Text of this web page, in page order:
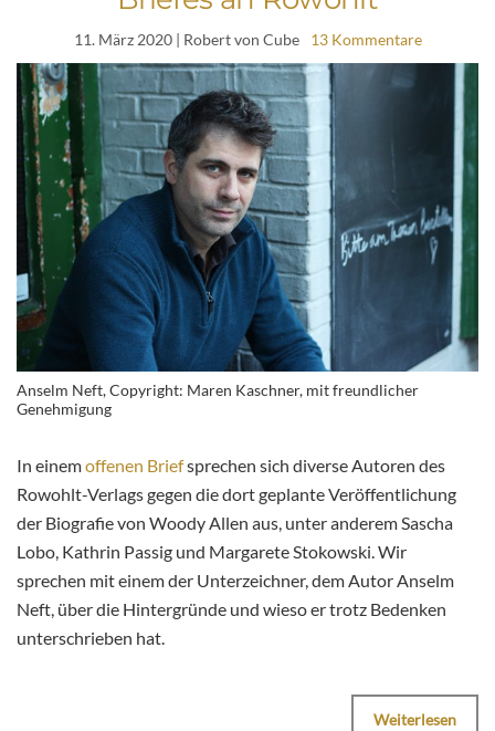
11. März 2020| Robert von Cube 13 Kommentare
Anselm Neft, Copyright: Maren Kaschner, mit freundlicher
Genehmigung
In einemoffenen Briefsprechen sich diverse Autoren des
Rowohlt-Verlags gegen die dort geplante Veröffentlichung
der Biografie von Woody Allen aus, unter anderem Sascha
Lobo, Kathrin Passig und Margarete Stokowski. Wir
sprechen mit einem der Unterzeichner, dem Autor Anselm
Neft, über die Hintergründe und wieso er trotz Bedenken
unterschrieben hat.
Weiterlesen